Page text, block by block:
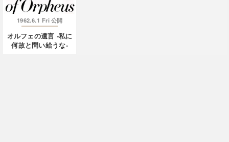
1962.6.1 Fri 公開
オルフェの遺言 ‐私に
何故と問い給うな-